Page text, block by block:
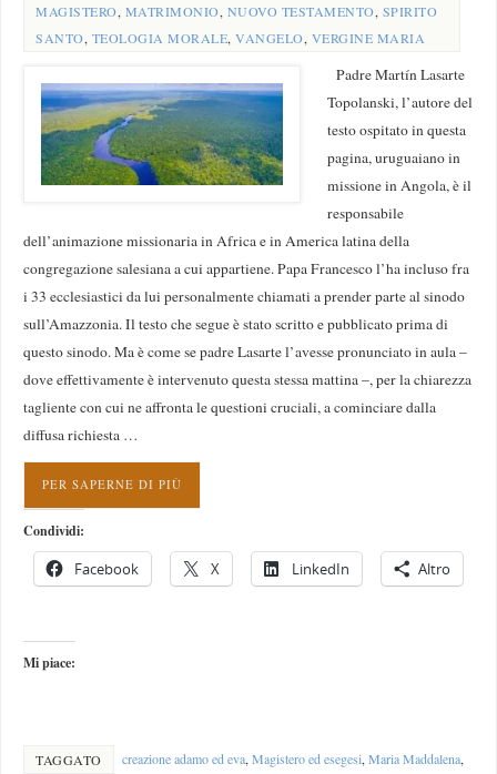
MAGISTERO, MATRIMONIO, NUOVO TESTAMENTO, SPIRITO
SANTO, TEOLOGIA MORALE,VANGELO, VERGINE MARIA
Padre Martín Lasarte
Topolanski, l’autore del
testo ospitato in questa
pagina, uruguaiano in
missione in Angola, è il
responsabile
dell’animazione missionaria in Africa e in America latina della
congregazione salesiana a cui appartiene. Papa Francesco l’ha incluso fra
i 33 ecclesiastici da lui personalmente chiamati a prender parte al sinodo
sull’Amazzonia. Il testo che segue è stato scritto e pubblicato prima di
questo sinodo. Ma è come se padre Lasarte l’avesse pronunciato in aula –
dove effettivamente è intervenuto questa stessa mattina –, per la chiarezza
tagliente con cui ne affronta le questioni cruciali, a cominciare dalla
diffusa richiesta …
PER SAPERNE DI PIÙ
Condividi:
Facebook X LinkedIn Altro
Mi piace:
TAGGATO creazione adamo ed eva,Magistero ed esegesi,Maria Maddalena,